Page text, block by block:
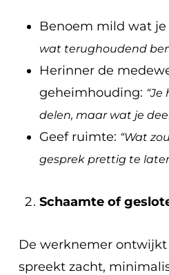
Benoem mild wat je
wat terughoudend
Herinner de
geheimhouding:
delen, maar wat je
Geef ruimte: “Wat
gesprek prettig te
Schaamte of
De werknemer
spreekt zacht,